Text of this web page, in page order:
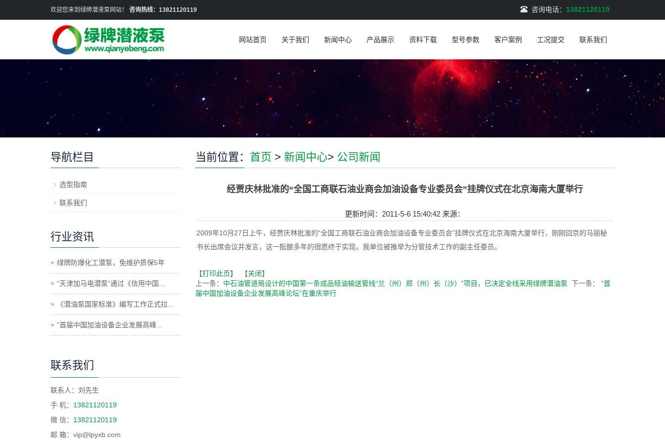
欢迎您来到绿牌潜液泵网站！ 咨询热线：13821120119 咨询电话： 13821120119
网站首页 关于我们 新闻中心 产品展示 资料下载 型号参数 客户案例 工况提交 联系我们
当前位置： 首页 > 新闻中心> 公司新闻
经贾庆林批准的“全国工商联石油业商会加油设备专业委员会”挂牌仪式在北京海南大厦举行
更新时间：2011-5-6 15:40:42 来源：
2009年10月27日上午，经贾庆林批准的“全国工商联石油业商会加油设备专业委员会”挂牌仪式在北京海南大厦举行，刚刚回京的马丽秘
书长出席会议并发言，这一酝酿多年的宿愿终于实现。我单位被推举为分管技术工作的副主任委员。
【打印此页】 【关闭】
上一条： 中石油管道局设计的中国第一条成品轻油输送管线“兰（州）郑（州）长（沙）”项目，已决定全线采用绿牌潜油泵 下一条：
“首
届中国加油设备企业发展高峰论坛”在重庆举行
导航栏目
选型指南
联系我们
行业资讯
绿牌防爆化工潜泵，免维护质保5年
“天津加马电潜泵”通过《信用中国...
《潜油泵国家标准》编写工作正式拉...
“首届中国加油设备企业发展高峰...
联系我们
联系人：刘先生
手 机： 13821120119
微 信： 13821120119
邮 箱：vip@lpyxb.com